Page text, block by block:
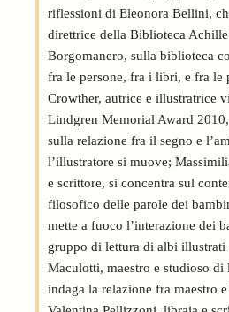
riflessioni di Eleonora Bellini,
direttrice della Biblioteca
Borgomanero, sulla biblioteca
fra le persone, fra i libri, e fra
Crowther, autrice e illustratrice
Lindgren Memorial Award
sulla relazione fra il segno e
l’illustratore si muove;
e scrittore, si concentra sul
filosofico delle parole dei
mette a fuoco l’interazione dei
gruppo di lettura di albi illustrati
Maculotti, maestro e studioso di
indaga la relazione fra maestro